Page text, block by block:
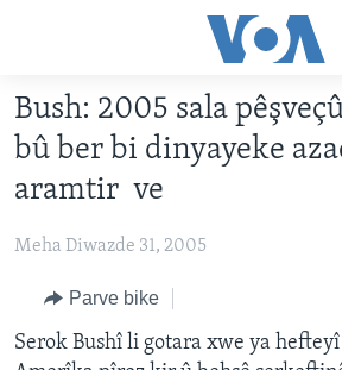
Yekser
here
naveroka
serekî
here
serekî
Yekser
here
FOTO GALERÎ
RADYO
HEVPEYVÎN
AMERÎKA
TIRKÎYE
SÛRÎYE
Bush: 2005 sala
bû ber bi dinyayeke
aramtir ve
Meha Diwazde 31, 2005
Parve bike
Serok Bushî li gotara xwe ya hefteyî